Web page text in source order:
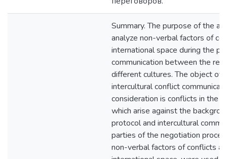
Summary. The purpose of the
analyze non-verbal factors of
international space during the
communication between the
different cultures. The object of
intercultural conflict
consideration is conflicts in the
which arise against the
protocol and intercultural
parties of the negotiation
non-verbal factors of conflicts